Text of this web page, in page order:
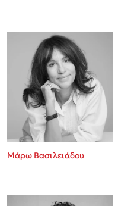
στο σχολείο
μπροστά, πίσω
Μάρω Βασιλειάδου